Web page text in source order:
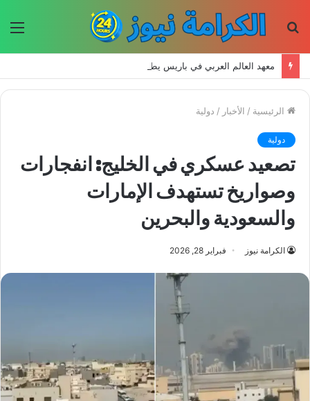
الرئيسية / الأخبار / دولية
دولية
تصعيد عسكري في الخليج: انفجارات
وصواريخ تستهدف الإمارات
والسعودية والبحرين
الكرامة نيوز فبراير 28, 2026